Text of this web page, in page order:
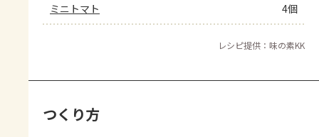
ミニトマト 4個
レシピ提供：味の素KK
つくり方